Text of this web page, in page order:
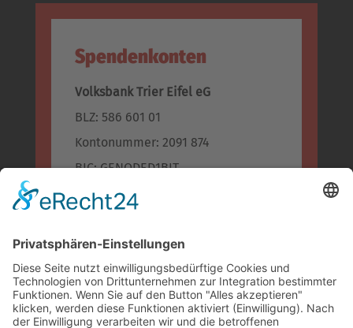
Spendenkonten
Volksbank Trier Eifel eG
BLZ: 586 601 01
Kontonummer: 2091 874
BIC: GENODED1BIT
IBAN: DE96 5866 0101 0002 0918 74
BLZ: 586 500 30
Konto-Nr.: 955 955
BIC: MALADE51BIT
IBAN: DE74 5865 0030 0000 9559 55